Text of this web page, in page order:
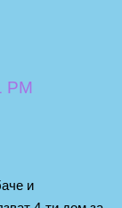
PM
и